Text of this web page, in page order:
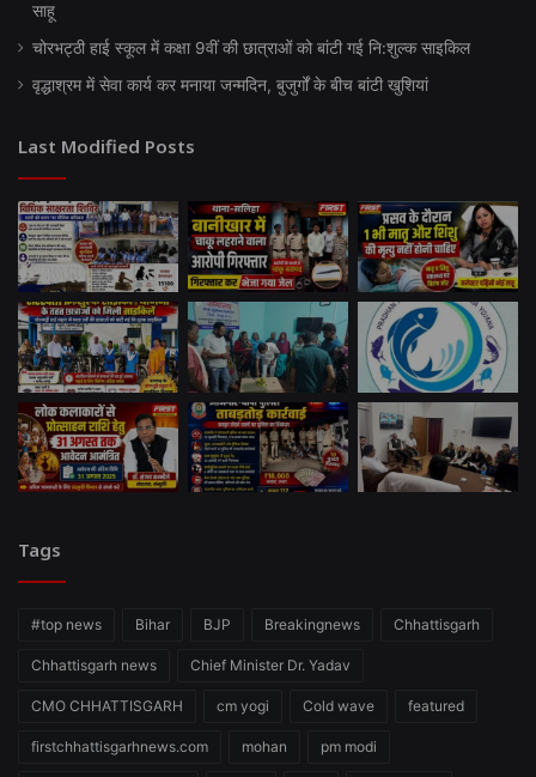
साहू
चोरभट्ठी हाई स्कूल में कक्षा 9वीं की छात्राओं को बांटी गई नि:शुल्क साइकिल
वृद्धाश्रम में सेवा कार्य कर मनाया जन्मदिन, बुजुर्गों के बीच बांटी खुशियां
Last Modified Posts
Tags
#top news Bihar BJP Breakingnews Chhattisgarh
Chhattisgarh news Chief Minister Dr. Yadav
CMO CHHATTISGARH cm yogi Cold wave featured
firstchhattisgarhnews.com mohan pm modi